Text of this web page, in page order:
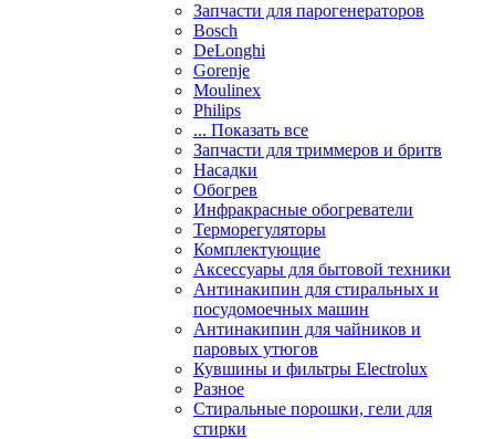
Запчасти для парогенераторов
Bosch
DeLonghi
Gorenje
Moulinex
Philips
... Показать все
Запчасти для триммеров и бритв
Насадки
Обогрев
Инфракрасные обогреватели
Терморегуляторы
Комплектующие
Аксессуары для бытовой техники
Антинакипин для стиральных и
посудомоечных машин
Антинакипин для чайников и
паровых утюгов
Кувшины и фильтры Electrolux
Разное
Стиральные порошки, гели для
стирки